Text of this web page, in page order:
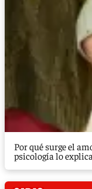
Por qué surge el
psicología lo explica